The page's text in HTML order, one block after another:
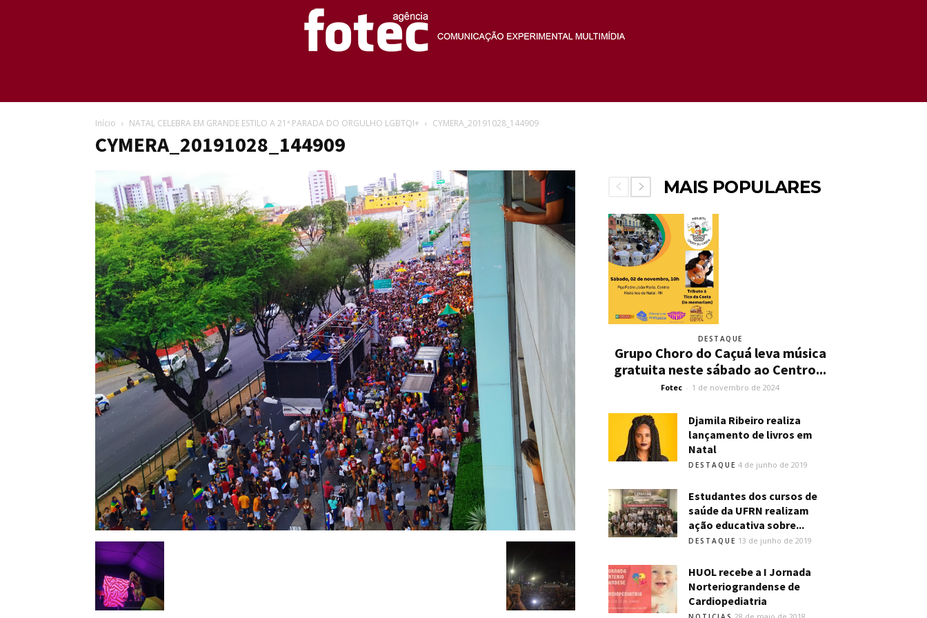
Fotec
Início NATAL CELEBRA EM GRANDE ESTILO A 21ª PARADA DO ORGULHO LGBTQI+ CYMERA_20191028_144909
CYMERA_20191028_144909
MAIS POPULARES
DESTAQUE
Grupo Choro do Caçuá leva música
gratuita neste sábado ao Centro...
Fotec - 1 de novembro de 2024
Djamila Ribeiro realiza
lançamento de livros em
Natal
DESTAQUE 4 de junho de 2019
Estudantes dos cursos de
saúde da UFRN realizam
ação educativa sobre...
DESTAQUE 13 de junho de 2019
HUOL recebe a I Jornada
Norteriograndense de
Cardiopediatria